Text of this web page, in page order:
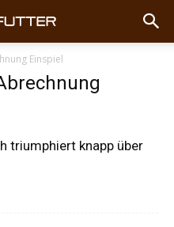
Einspiel
triumphiert knapp über